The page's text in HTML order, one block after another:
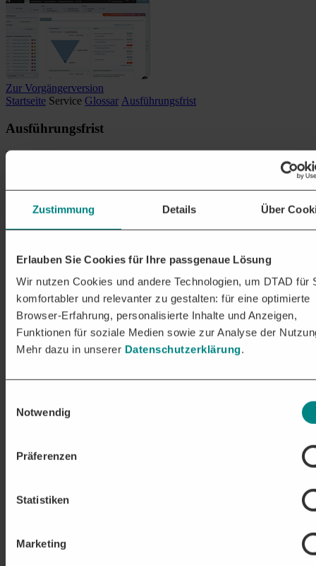
Zustimmung Details Über
Erlauben Sie Cookies für Ihre passgenaue Lösung
Wir nutzen Cookies und andere Technologien, um DTAD für
komfortabler und relevanter zu gestalten: für eine optimierte
Browser-Erfahrung, personalisierte Inhalte und Anzeigen,
Funktionen für soziale Medien sowie zur Analyse der
Mehr dazu in unserer Datenschutzerklärung.
Notwendig
Präferenzen
Statistiken
Marketing
Zur Vorgängerversion
Startseite Service Glossar Ausführungsfrist
Ausführungsfrist
Unter dem Begriff Ausführungsfrist versteht man, dass Fristen für
die Ausführung von Leistungen festgelegt werden. Sie können
Zeiteinheiten bemessen werden.
DIE DTAD PLATTFORM
BLICK
Erhalten Sie relevante Projekte & Aufträge in den frühen
Stadien der Vergabe:
Auftragschancen in über 250 Branchen
Nationale und EU-weite Ausschreibungen passgenau für Ihr
Unternehmen
Unsere Leistungen im Überblick